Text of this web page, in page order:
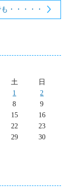
・・・・・
土
日
1
2
8
9
15
16
22
23
29
30